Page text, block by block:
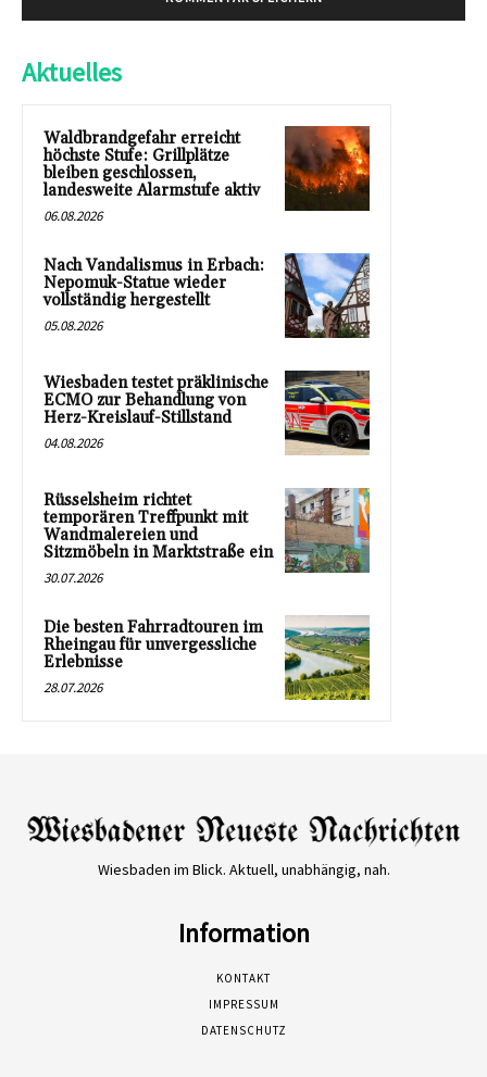
Aktuelles
Waldbrandgefahr erreicht
höchste Stufe: Grillplätze
bleiben geschlossen,
landesweite Alarmstufe aktiv
06.08.2026
Nach Vandalismus in Erbach:
Nepomuk-Statue wieder
vollständig hergestellt
05.08.2026
Wiesbaden testet präklinische
ECMO zur Behandlung von
Herz-Kreislauf-Stillstand
04.08.2026
Rüsselsheim richtet
temporären Treffpunkt mit
Wandmalereien und
Sitzmöbeln in Marktstraße ein
30.07.2026
Die besten Fahrradtouren im
Rheingau für unvergessliche
Erlebnisse
28.07.2026
Wiesbaden im Blick. Aktuell, unabhängig, nah.
Information
KONTAKT
IMPRESSUM
DATENSCHUTZ